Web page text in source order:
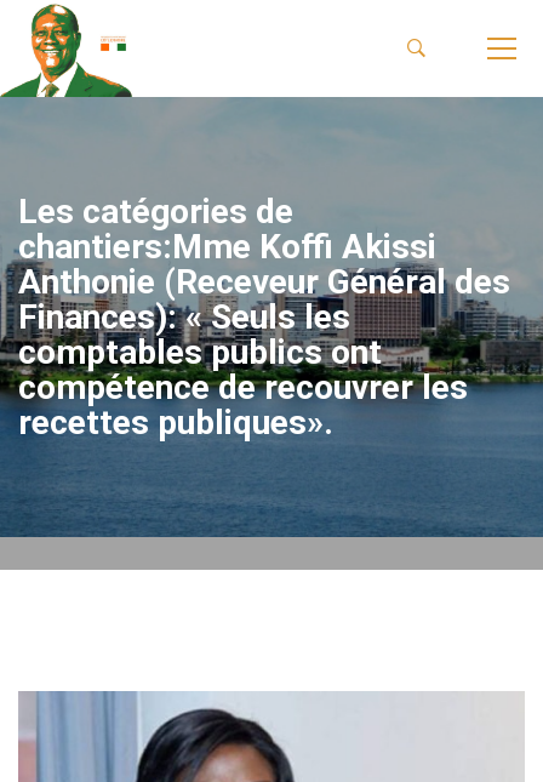
Les catégories de
chantiers:Mme Koffi Akissi
Anthonie (Receveur Général des
Finances): « Seuls les
comptables publics ont
compétence de recouvrer les
recettes publiques».